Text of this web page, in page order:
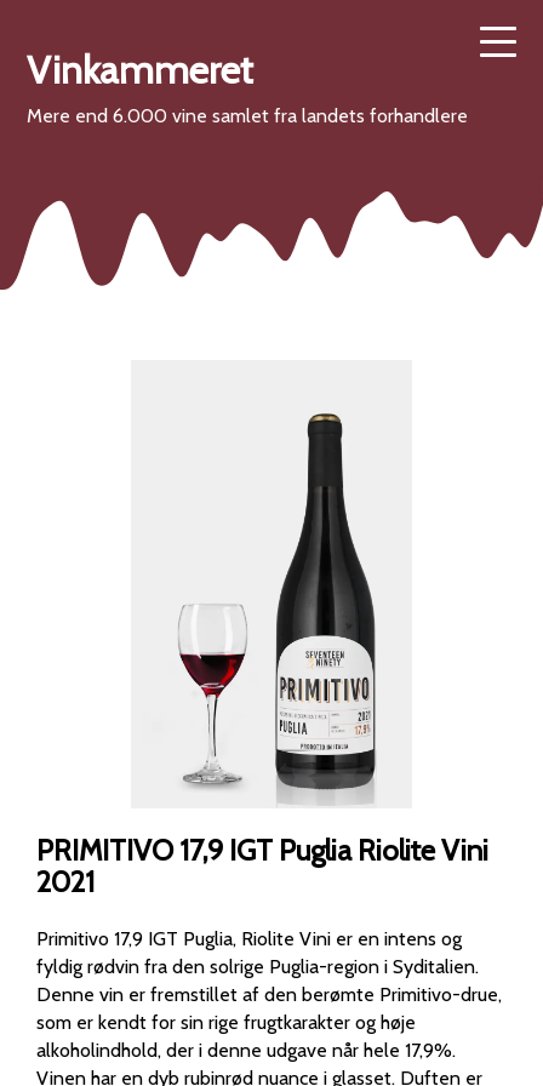
Vinkammeret
Mere end 6.000 vine samlet fra landets forhandlere
PRIMITIVO 17,9 IGT Puglia Riolite Vini
2021
Primitivo 17,9 IGT Puglia, Riolite Vini er en intens og
fyldig rødvin fra den solrige Puglia-region i Syditalien.
Denne vin er fremstillet af den berømte Primitivo-drue,
som er kendt for sin rige frugtkarakter og høje
alkoholindhold, der i denne udgave når hele 17,9%.
Vinen har en dyb rubinrød nuance i glasset. Duften er